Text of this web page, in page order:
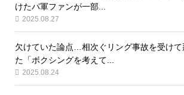
けたパ軍ファンが一部...
2025.08.27
欠けていた論点…相次ぐリング事故を受けて
た「ボクシングを考えて...
2025.08.24